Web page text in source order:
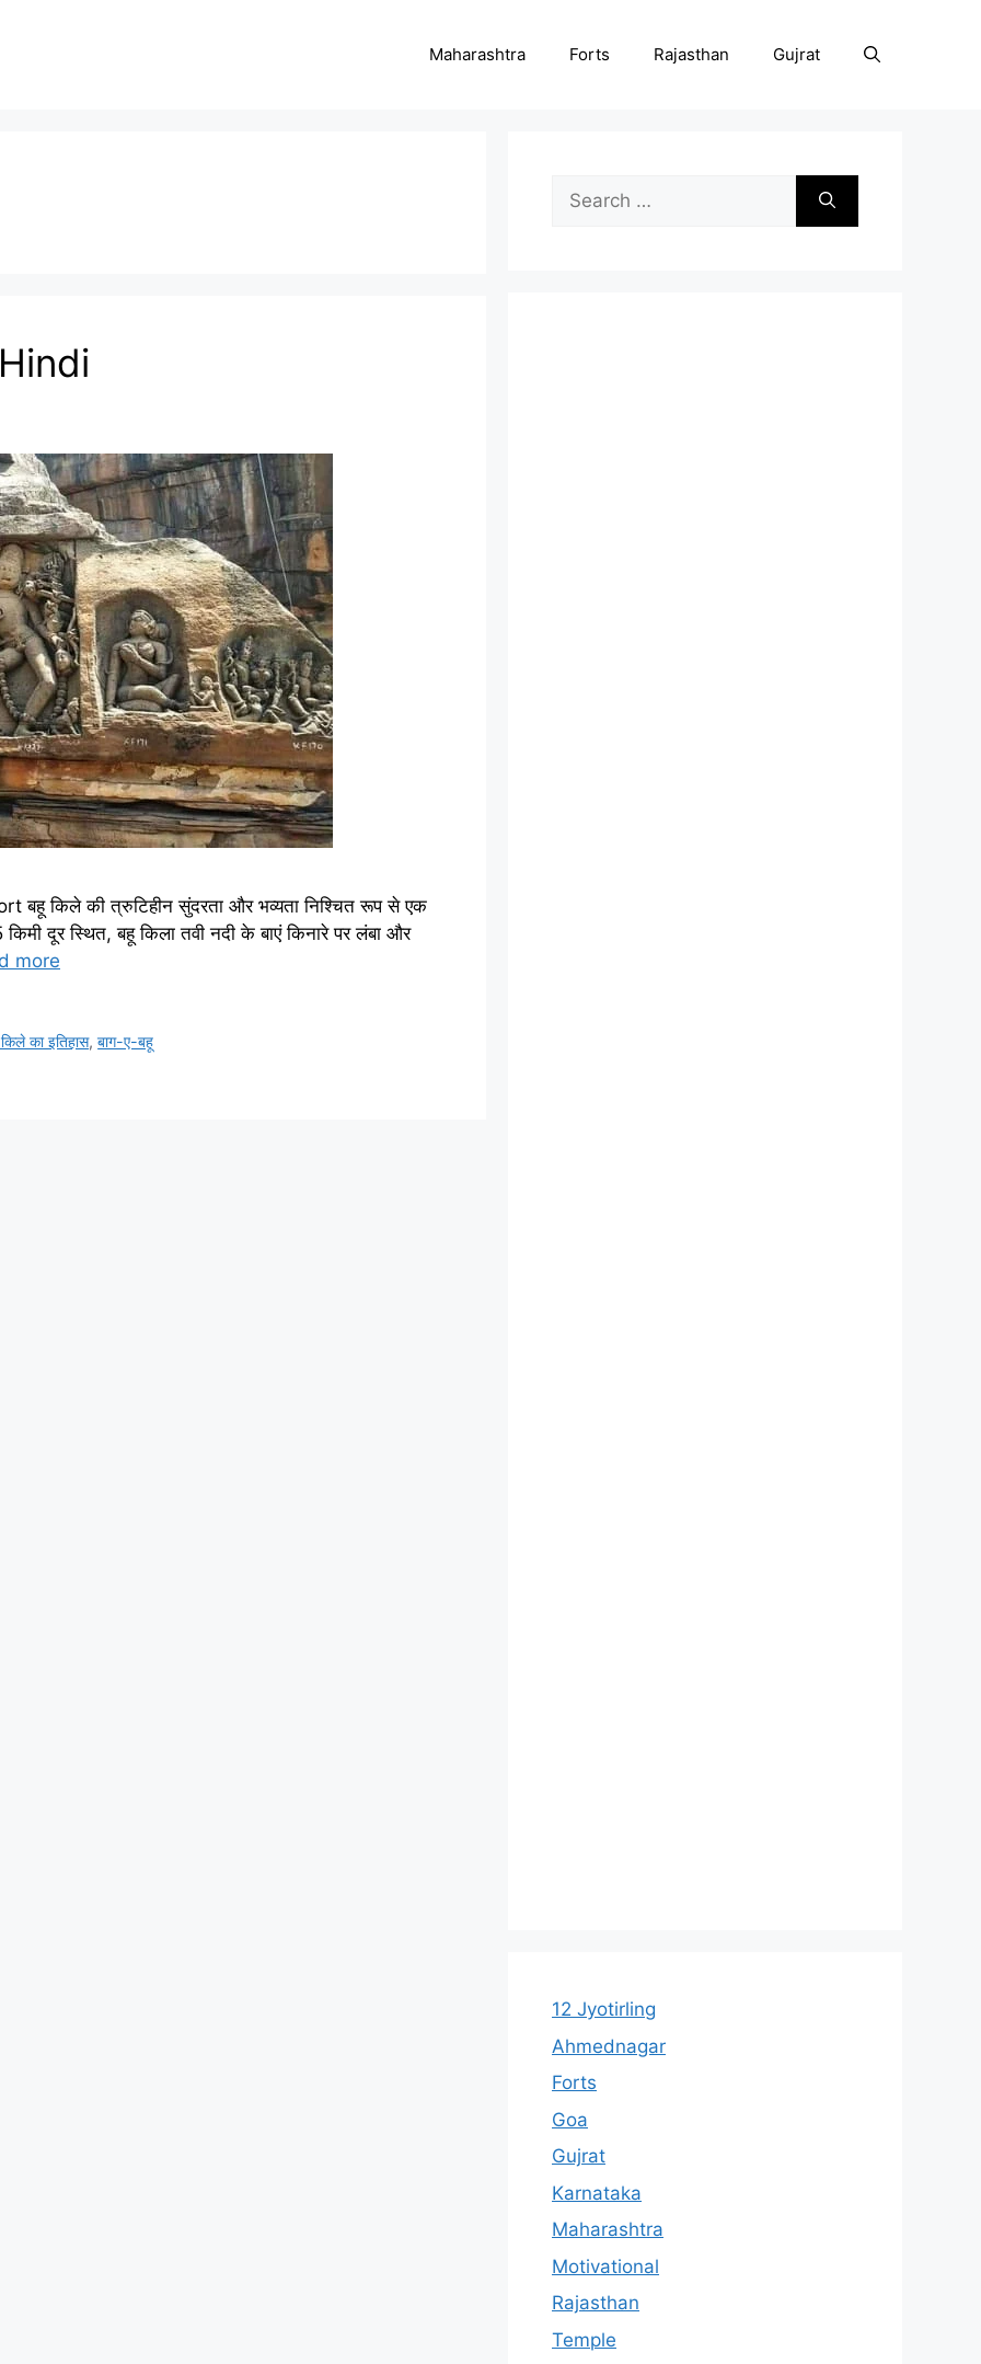
Maharashtra Forts Rajasthan Gujrat
बहू किले की त्रुटिहीन सुंदरता और भव्यता निश्चित रूप से एक
दूर स्थित, बहू किला तवी नदी के बाएं किनारे पर लंबा और
more
का इतिहास,बाग-ए-बहू
Search
for:
12 Jyotirling
Ahmednagar
Forts
Goa
Gujrat
Karnataka
Maharashtra
Motivational
Rajasthan
Temple